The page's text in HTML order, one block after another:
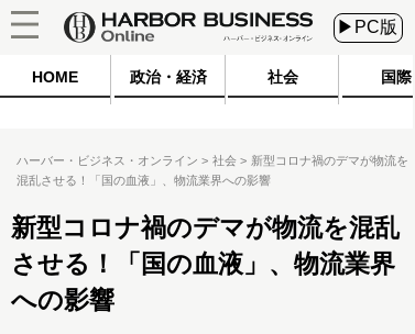
▶PC版
HOME 政治・経済 社会 国際
ハーバー・ビジネス・オンライン 社会
新型コロナ禍のデマが物流を
混乱させる！「国の血液」、物流業界への影響
新型コロナ禍のデマが物流を混乱
させる！「国の血液」、物流業界
への影響